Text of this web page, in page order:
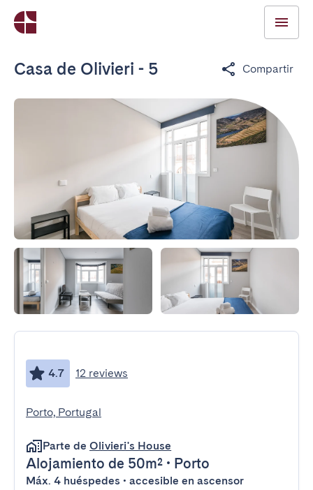
Casa de Olivieri - 5 Compartir
4.7 12 reviews
Porto, Portugal
Parte de Olivieri's House
Alojamiento de 50m² • Porto
Máx. 4 huéspedes • accesible en ascensor